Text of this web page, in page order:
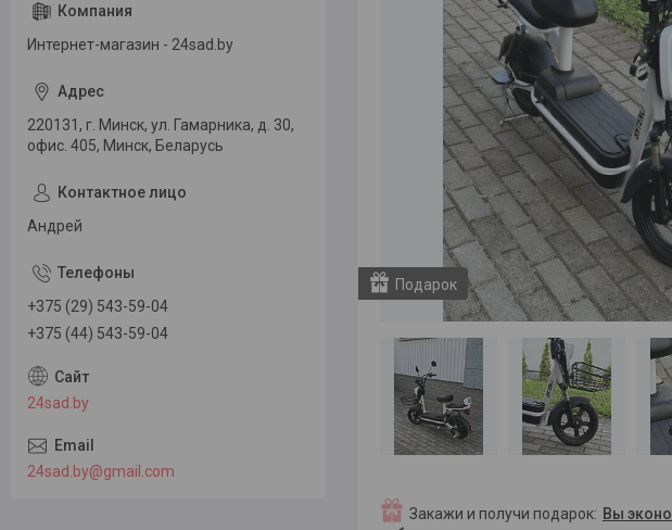
Подарок
Закажи и получи подарок
Вы
Интернет-магазин - 24sad.by
220131, г. Минск, ул. Гамарника, д. 30,
офис. 405, Минск, Беларусь
Андрей
+375 (29) 543-59-04
+375 (44) 543-59-04
24sad.by
24sad.by@gmail.com